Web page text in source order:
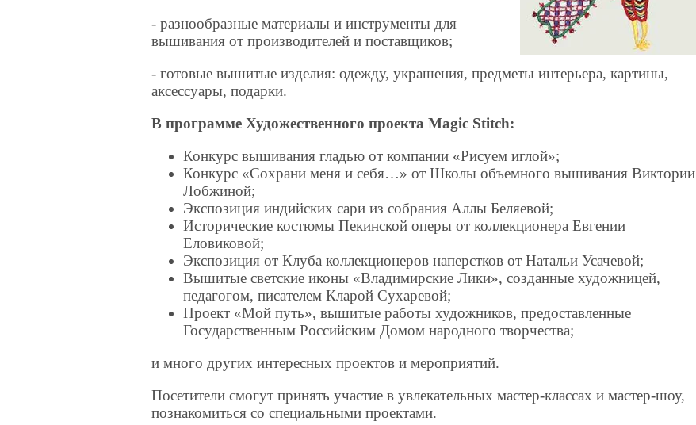
- разнообразные материалы и инструменты для
вышивания от производителей и поставщиков;
- готовые вышитые изделия: одежду, украшения, предметы интерьера, картины,
аксессуары, подарки.
В программе Художественного проектаMagic Stitch:
Конкурс вышивания гладью от компании «Рисуем иглой»;
Конкурс «Сохрани меня и себя…» от Школы объемного вышивания Виктории
Лобжиной;
Экспозиция индийских сари из собрания Аллы Беляевой;
Исторические костюмы Пекинской оперы от коллекционера Евгении
Еловиковой;
Экспозиция от Клуба коллекционеров наперстков от Натальи Усачевой;
Вышитые светские иконы «Владимирские Лики», созданные художницей,
педагогом, писателем Кларой Сухаревой;
Проект «Мой путь», вышитые работы художников, предоставленные
Государственным Российским Домом народного творчества;
и много других интересных проектов и мероприятий.
Посетители смогут принять участие в увлекательных мастер-классах и мастер-шоу,
познакомиться со специальными проектами.